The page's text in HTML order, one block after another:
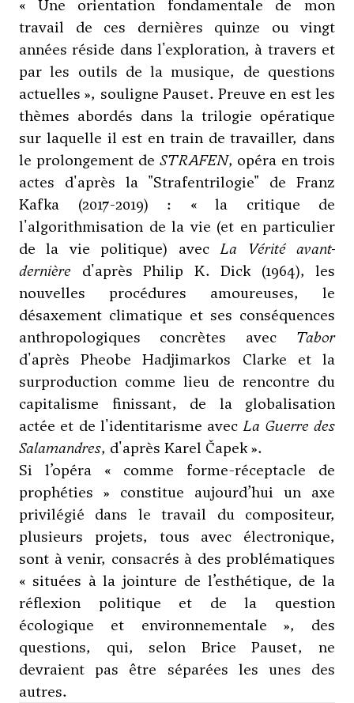
« Une orientation fondamentale de mon
travail de ces dernières quinze ou vingt
années réside dans l'exploration, à travers et
par les outils de la musique, de questions
actuelles », souligne Pauset. Preuve en est les
thèmes abordés dans la trilogie opératique
sur laquelle il est en train de travailler, dans
le prolongement de STRAFEN, opéra en trois
actes d'après la "Strafentrilogie" de Franz
Kafka (2017-2019) : « la critique de
l'algorithmisation de la vie (et en particulier
de la vie politique) avecLa Vérité avant-
dernière d'après Philip K. Dick (1964), les
nouvelles procédures amoureuses, le
désaxement climatique et ses conséquences
anthropologiques concrètes avec Tabor
d'après Pheobe Hadjimarkos Clarke et la
surproduction comme lieu de rencontre du
capitalisme finissant, de la globalisation
actée et de l'identitarisme avecLa Guerre des
Salamandres, d'après Karel Čapek ».
Si l’opéra « comme forme-réceptacle de
prophéties » constitue aujourd’hui un axe
privilégié dans le travail du compositeur,
plusieurs projets, tous avec électronique,
sont à venir, consacrés à des problématiques
« situées à la jointure de l’esthétique, de la
réflexion politique et de la question
écologique et environnementale », des
questions, qui, selon Brice Pauset, ne
devraient pas être séparées les unes des
autres.